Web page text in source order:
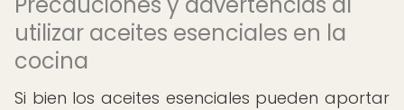
utilizar aceites esenciales en la
cocina
Si bien los aceites esenciales pueden aportar